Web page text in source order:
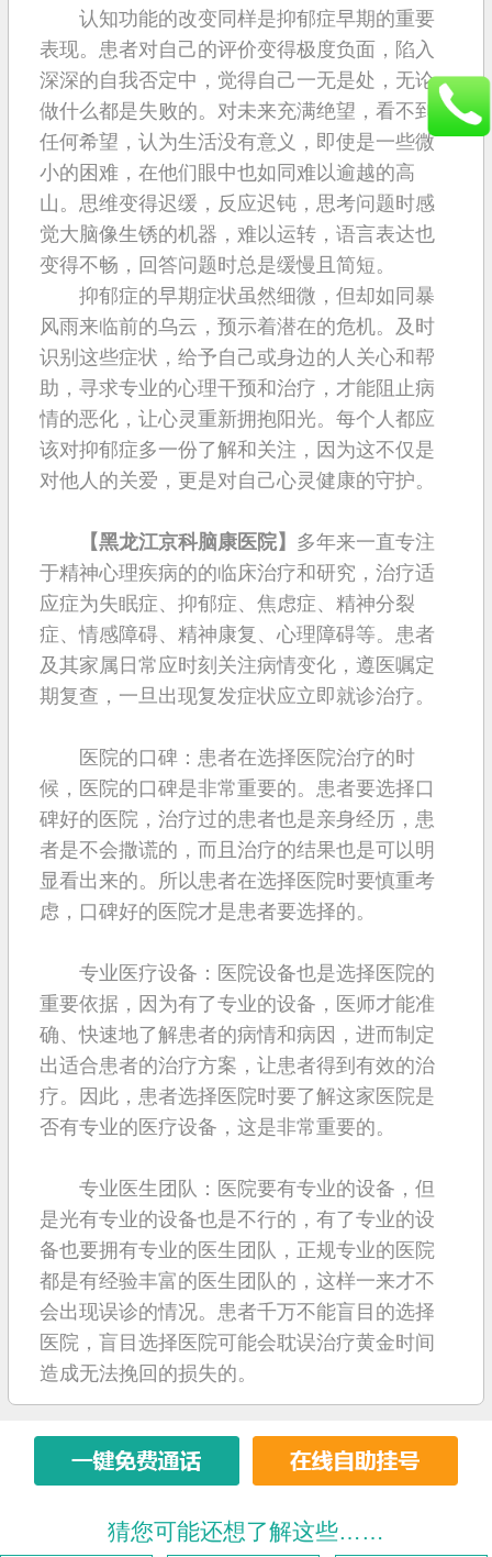
认知功能的改变同样是抑郁症早期的重要
表现。患者对自己的评价变得极度负面，陷入
深深的自我否定中，觉得自己一无是处，无论
做什么都是失败的。对未来充满绝望，看不到
任何希望，认为生活没有意义，即使是一些微
小的困难，在他们眼中也如同难以逾越的高
山。思维变得迟缓，反应迟钝，思考问题时感
觉大脑像生锈的机器，难以运转，语言表达也
变得不畅，回答问题时总是缓慢且简短。
抑郁症的早期症状虽然细微，但却如同暴
风雨来临前的乌云，预示着潜在的危机。及时
识别这些症状，给予自己或身边的人关心和帮
助，寻求专业的心理干预和治疗，才能阻止病
情的恶化，让心灵重新拥抱阳光。每个人都应
该对抑郁症多一份了解和关注，因为这不仅是
对他人的关爱，更是对自己心灵健康的守护。
【黑龙江京科脑康医院】 多年来一直专注
于精神心理疾病的的临床治疗和研究，治疗适
应症为失眠症、抑郁症、焦虑症、精神分裂
症、情感障碍、精神康复、心理障碍等。患者
及其家属日常应时刻关注病情变化，遵医嘱定
期复查，一旦出现复发症状应立即就诊治疗。
医院的口碑：患者在选择医院治疗的时
候，医院的口碑是非常重要的。患者要选择口
碑好的医院，治疗过的患者也是亲身经历，患
者是不会撒谎的，而且治疗的结果也是可以明
显看出来的。所以患者在选择医院时要慎重考
虑，口碑好的医院才是患者要选择的。
专业医疗设备：医院设备也是选择医院的
重要依据，因为有了专业的设备，医师才能准
确、快速地了解患者的病情和病因，进而制定
出适合患者的治疗方案，让患者得到有效的治
疗。因此，患者选择医院时要了解这家医院是
否有专业的医疗设备，这是非常重要的。
专业医生团队：医院要有专业的设备，但
是光有专业的设备也是不行的，有了专业的设
备也要拥有专业的医生团队，正规专业的医院
都是有经验丰富的医生团队的，这样一来才不
会出现误诊的情况。患者千万不能盲目的选择
医院，盲目选择医院可能会耽误治疗黄金时间
造成无法挽回的损失的。
猜您可能还想了解这些……